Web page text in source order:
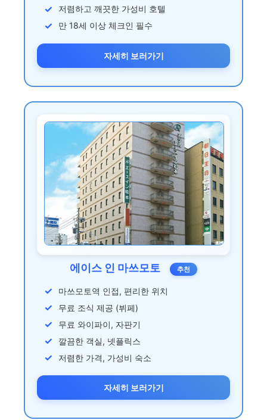
저렴하고 깨끗한 가성비 호텔
만 18세 이상 체크인 필수
자세히 보러가기
에이스 인 마쓰모토 추천
마쓰모토역 인접, 편리한 위치
무료 조식 제공 (뷔페)
무료 와이파이, 자판기
깔끔한 객실, 넷플릭스
저렴한 가격, 가성비 숙소
자세히 보러가기